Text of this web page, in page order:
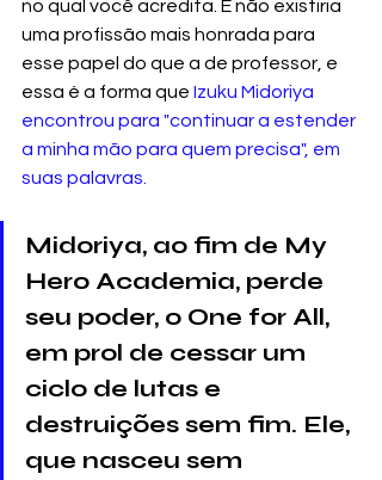
no qual você acredita. E não existiria
uma profissão mais honrada para
esse papel do que a de professor, e
essa é a forma que Izuku Midoriya
encontrou para "continuar a estender
a minha mão para quem precisa", em
suas palavras.
Midoriya, ao fim de My
Hero Academia, perde
seu poder, o One for All,
em prol de cessar um
ciclo de lutas e
destruições sem fim. Ele,
que nasceu sem